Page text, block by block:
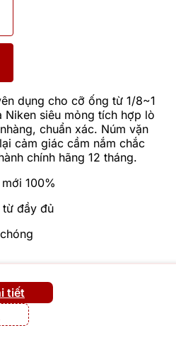
dụng cho cỡ ống từ 1/8~1
siêu mỏng tích hợp lò
chuẩn xác. Núm vặn
cảm giác cầm nắm chắc
chính hãng 12 tháng.
100%
từ đầy đủ
tiết